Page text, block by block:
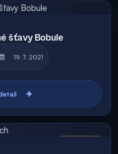
šťavy Bobule
19. 7. 2021